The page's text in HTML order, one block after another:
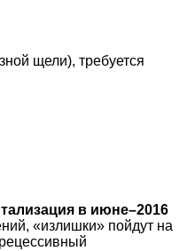
щели), требуется
в июне–2016
«излишки» пойдут на